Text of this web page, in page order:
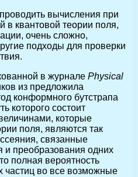
вычисления при
квантовой теории поля,
очень сложно,
подходы для проверки
в журнале Physical
из предложила
конформного бутстрапа
которого состоит
которые
поля, являются так
связанные
и преобразования одних
полная вероятность
частиц во все возможные